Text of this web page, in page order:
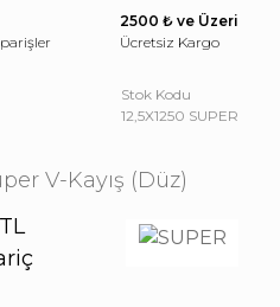
2500 ₺ ve Üzeri
Ücretsiz Kargo
Stok Kodu
12,5X1250 SUPER
V-Kayış (Düz)